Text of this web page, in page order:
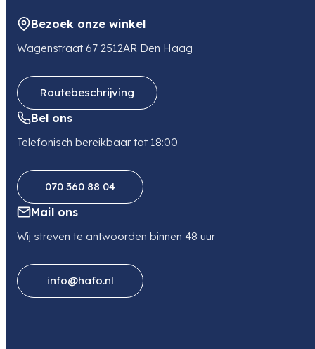
Bezoek onze winkel
Wagenstraat 67 2512AR Den Haag
Routebeschrijving
Bel ons
Telefonisch bereikbaar tot 18:00
070 360 88 04
Mail ons
Wij streven te antwoorden binnen 48 uur
info@hafo.nl